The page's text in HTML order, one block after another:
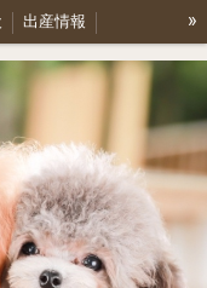
出産情報 »